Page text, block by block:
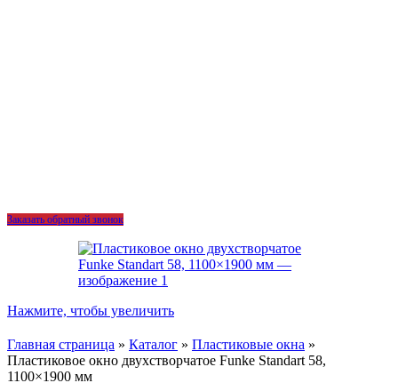
Заказать обратный звонок
Нажмите, чтобы увеличить
Главная страница » Каталог » Пластиковые окна »
Пластиковое окно двухстворчатое Funke Standart 58,
1100×1900 мм